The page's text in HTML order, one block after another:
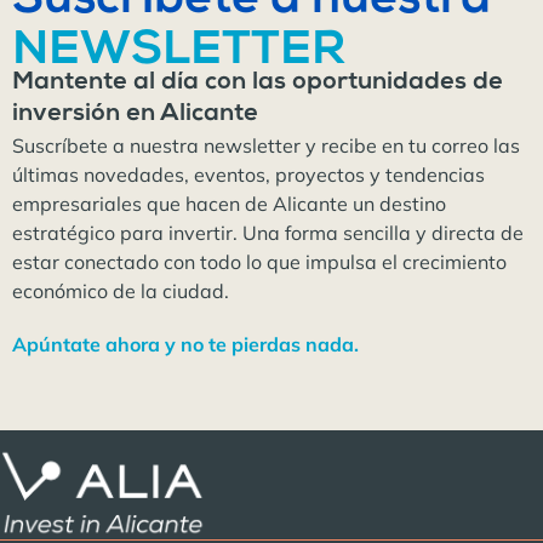
NEWSLETTER
Mantente al día con las oportunidades de
inversión en Alicante
Suscríbete a nuestra newsletter y recibe en tu correo las
últimas novedades, eventos, proyectos y tendencias
empresariales que hacen de Alicante un destino
estratégico para invertir. Una forma sencilla y directa de
estar conectado con todo lo que impulsa el crecimiento
económico de la ciudad.
Apúntate ahora y no te pierdas nada.